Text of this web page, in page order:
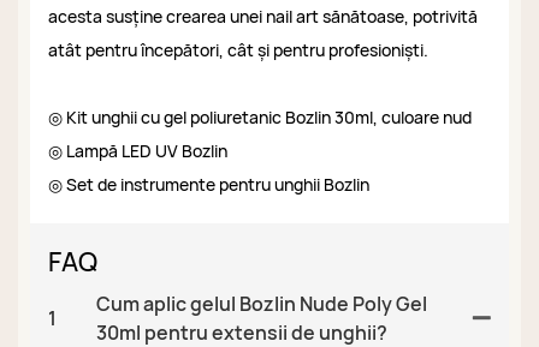
acesta susține crearea unei nail art sănătoase, potrivită
atât pentru începători, cât și pentru profesioniști.
◎ Kit unghii cu gel poliuretanic Bozlin 30ml, culoare nud
◎ Lampă LED UV Bozlin
◎ Set de instrumente pentru unghii Bozlin
FAQ
1
Cum aplic gelul Bozlin Nude Poly Gel
30ml pentru extensii de unghii?